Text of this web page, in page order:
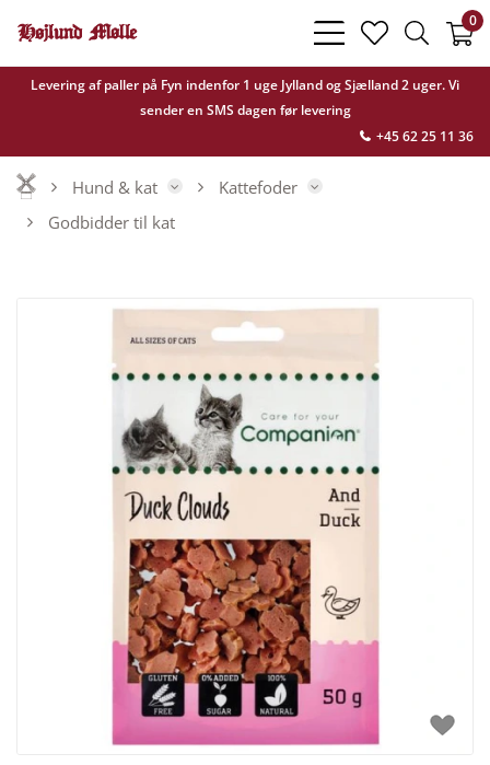
Levering af paller på Fyn indenfor 1 uge Jylland og Sjælland 2 uger. Vi
sender en SMS dagen før levering
+45 62 25 11 36
bars
light
heart
light
search
light
0
Hund & kat
Kattefoder
Godbidder til kat